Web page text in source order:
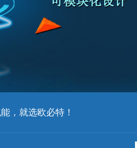
，就选欧必特！